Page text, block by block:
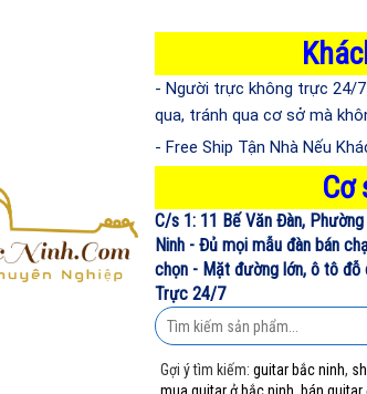
- Người trực không trực 24/
qua, tránh qua cơ sở mà
- Free Ship Tận Nhà Nếu
Cơ
C/s 1: 11 Bế Văn Đàn,
Ninh - Đủ mọi mẫu đàn bán
chọn - Mặt đường lớn, ô tô
Trực 24/7
Gợi ý tìm kiếm: guitar bắc ninh,